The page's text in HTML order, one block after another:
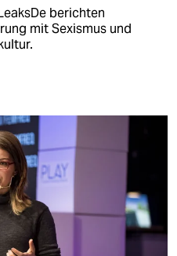
berichten
mit Sexismus und